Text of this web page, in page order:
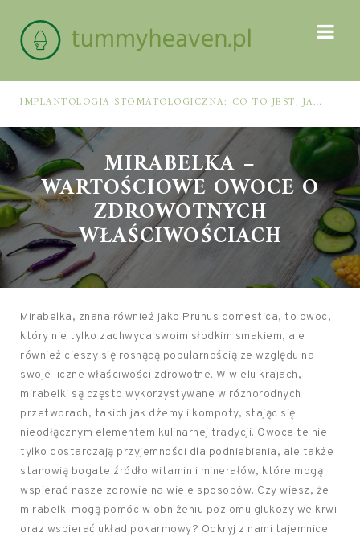
IMPLANTOLOGIA STOMATOLOGICZNA: CO TO JEST, JAK WYGLĄDA PROCES IMPLANTACJI I GOJENIA ORAZ DLA KOGO MA ZASTOSOWANIE
MIRABELKA –
WARTOŚCIOWE OWOCE O
ZDROWOTNYCH
WŁAŚCIWOŚCIACH
Mirabelka, znana również jako Prunus domestica, to owoc,
który nie tylko zachwyca swoim słodkim smakiem, ale
również cieszy się rosnącą popularnością ze względu na
swoje liczne właściwości zdrowotne. W wielu krajach,
mirabelki są często wykorzystywane w różnorodnych
przetworach, takich jak dżemy i kompoty, stając się
nieodłącznym elementem kulinarnej tradycji. Owoce te nie
tylko dostarczają przyjemności dla podniebienia, ale także
stanowią bogate źródło witamin i minerałów, które mogą
wspierać nasze zdrowie na wiele sposobów. Czy wiesz, że
mirabelki mogą pomóc w obniżeniu poziomu glukozy we krwi
oraz wspierać układ pokarmowy? Odkryj z nami tajemnice